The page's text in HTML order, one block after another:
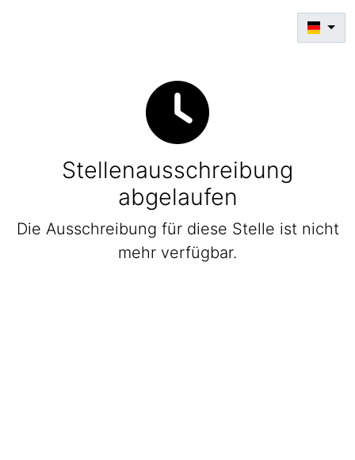
Stellenausschreibung
abgelaufen
Die Ausschreibung für diese Stelle ist nicht
mehr verfügbar.